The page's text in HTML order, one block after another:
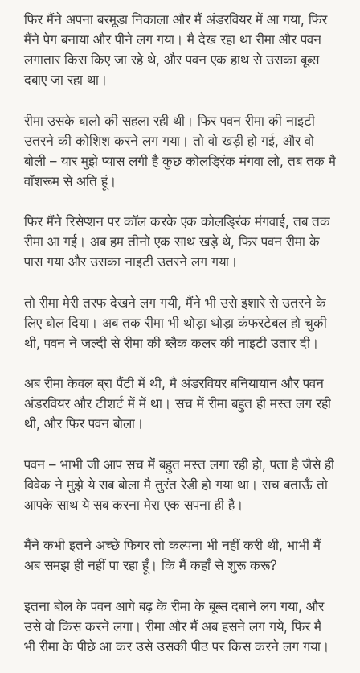
फिर मैंने अपना बरमूडा निकाला और मैं अंडरवियर में आ गया, फिर
मैंने पेग बनाया और पीने लग गया। मै देख रहा था रीमा और पवन
लगातार किस किए जा रहे थे, और पवन एक हाथ से उसका बूब्स
दबाए जा रहा था।
रीमा उसके बालो की सहला रही थी। फिर पवन रीमा की नाइटी
उतरने की कोशिश करने लग गया। तो वो खड़ी हो गई, और वो
बोली – यार मुझे प्यास लगी है कुछ कोलड्रिंक मंगवा लो, तब तक मै
वॉशरूम से अति हूं।
फिर मैंने रिसेप्शन पर कॉल करके एक कोलड्रिंक मंगवाई, तब तक
रीमा आ गई। अब हम तीनो एक साथ खड़े थे, फिर पवन रीमा के
पास गया और उसका नाइटी उतरने लग गया।
तो रीमा मेरी तरफ देखने लग गयी, मैंने भी उसे इशारे से उतरने के
लिए बोल दिया। अब तक रीमा भी थोड़ा थोड़ा कंफरटेबल हो चुकी
थी, पवन ने जल्दी से रीमा की ब्लैक कलर की नाइटी उतार दी।
अब रीमा केवल ब्रा पैंटी में थी, मै अंडरवियर बनियायान और पवन
अंडरवियर और टीशर्ट में में था। सच में रीमा बहुत ही मस्त लग रही
थी, और फिर पवन बोला।
पवन – भाभी जी आप सच में बहुत मस्त लगा रही हो, पता है जैसे ही
विवेक ने मुझे ये सब बोला मै तुरंत रेडी हो गया था। सच बताऊँ तो
आपके साथ ये सब करना मेरा एक सपना ही है।
मैंने कभी इतने अच्छे फिगर तो कल्पना भी नहीं करी थी, भाभी मैं
अब समझ ही नहीं पा रहा हूँ। कि मैं कहाँ से शुरू करू?
इतना बोल के पवन आगे बढ़ के रीमा के बूब्स दबाने लग गया, और
उसे वो किस करने लगा। रीमा और मैं अब हसने लग गये, फिर मै
भी रीमा के पीछे आ कर उसे उसकी पीठ पर किस करने लग गया।